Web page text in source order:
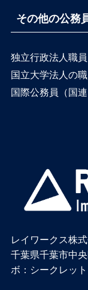
その他の公務
独立行政法人職員
国立大学法人の
国際公務員（国連
レイワークス株
千葉県千葉市中
ボ：シークレット